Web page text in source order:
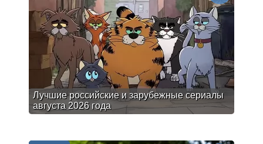
Лучшие российские и зарубежные сериалы
августа 2026 года